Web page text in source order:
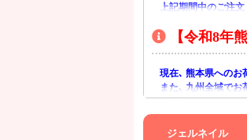
上記期間中のご注
【令和8年
現在､ 熊本県へのお
また､ 九州全域でお
ご不便をおかけい
ジェルネイル